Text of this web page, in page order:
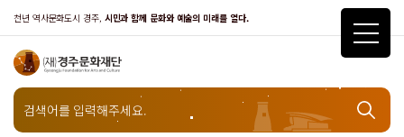
천년 역사문화도시 경주, 시민과 함께 문화와 예술의 미래를 열다.